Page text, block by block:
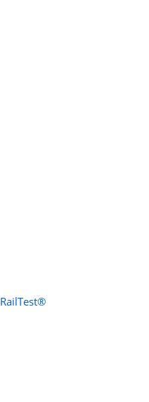
RailTest®